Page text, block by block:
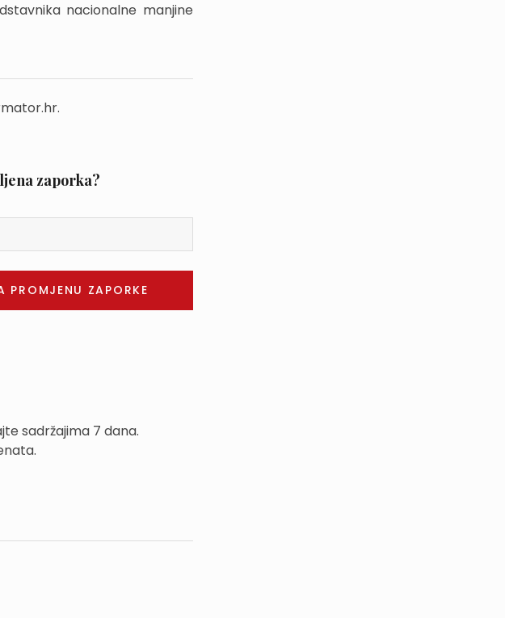
nacionalne manjine
zaporka?
sadržajima 7 dana.